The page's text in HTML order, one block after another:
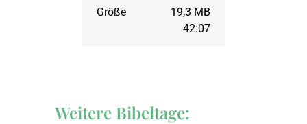
19,3 MB
42:07
Weitere Bibeltage: